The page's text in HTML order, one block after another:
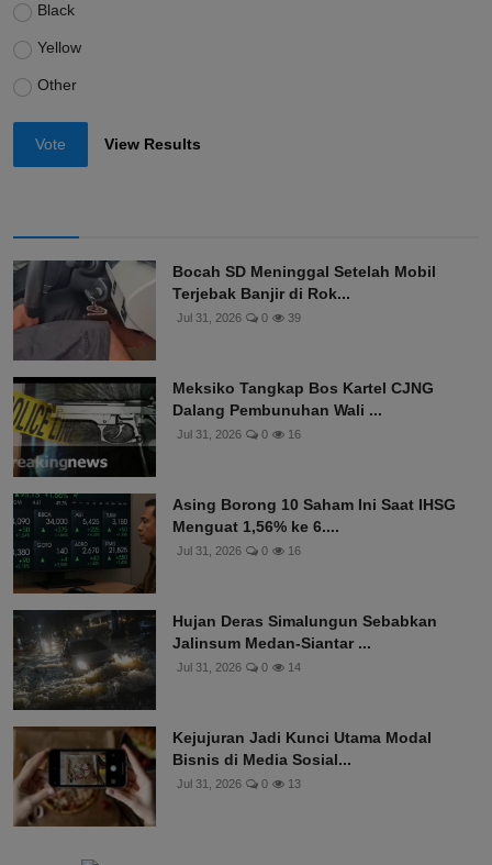
Black
Yellow
Other
Vote View Results
Bocah SD Meninggal Setelah Mobil
Terjebak Banjir di Rok...
Jul 31, 2026 0 39
Meksiko Tangkap Bos Kartel CJNG
Dalang Pembunuhan Wali ...
Jul 31, 2026 0 16
Asing Borong 10 Saham Ini Saat IHSG
Menguat 1,56% ke 6....
Jul 31, 2026 0 16
Hujan Deras Simalungun Sebabkan
Jalinsum Medan-Siantar ...
Jul 31, 2026 0 14
Kejujuran Jadi Kunci Utama Modal
Bisnis di Media Sosial...
Jul 31, 2026 0 13